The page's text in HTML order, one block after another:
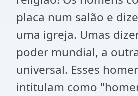
placa num salão e
uma igreja. Umas
poder mundial, a
universal. Esses
intitulam como